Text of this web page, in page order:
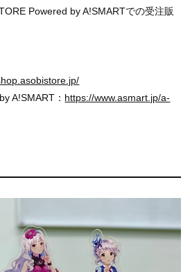
Powered by A!SMARTでの受注販
A!SMART： https://www.asmart.jp/a-